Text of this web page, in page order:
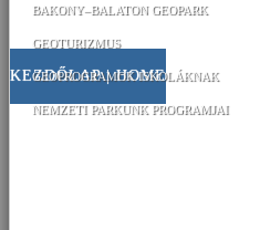
KEZDŐLAP | HOME
BAKONY–BALATON GEOPARK
GEOTURIZMUS
GEOPROGRAMOK ISKOLÁKNAK
NEMZETI PARKUNK PROGRAMJAI